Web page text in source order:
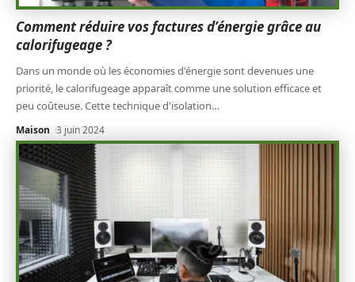
Comment réduire vos factures d’énergie grâce au
calorifugeage ?
Dans un monde où les économies d'énergie sont devenues une
priorité, le calorifugeage apparaît comme une solution efficace et
peu coûteuse. Cette technique d'isolation…
Maison 3 juin 2024